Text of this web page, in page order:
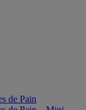
de Pain